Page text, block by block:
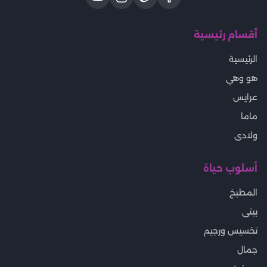
أقسام رئيسية
الرئيسية
هو وهي
عرايس
ماما
ولادى
أسلوب حياة
المطبخ
بيتى
تخسيس ورجيم
جمال